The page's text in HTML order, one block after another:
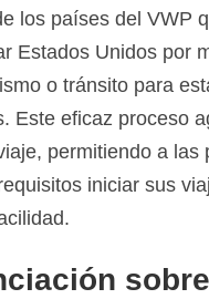
los países del VWP
Estados Unidos por
o tránsito para
Este eficaz proceso
permitiendo a las
iniciar sus